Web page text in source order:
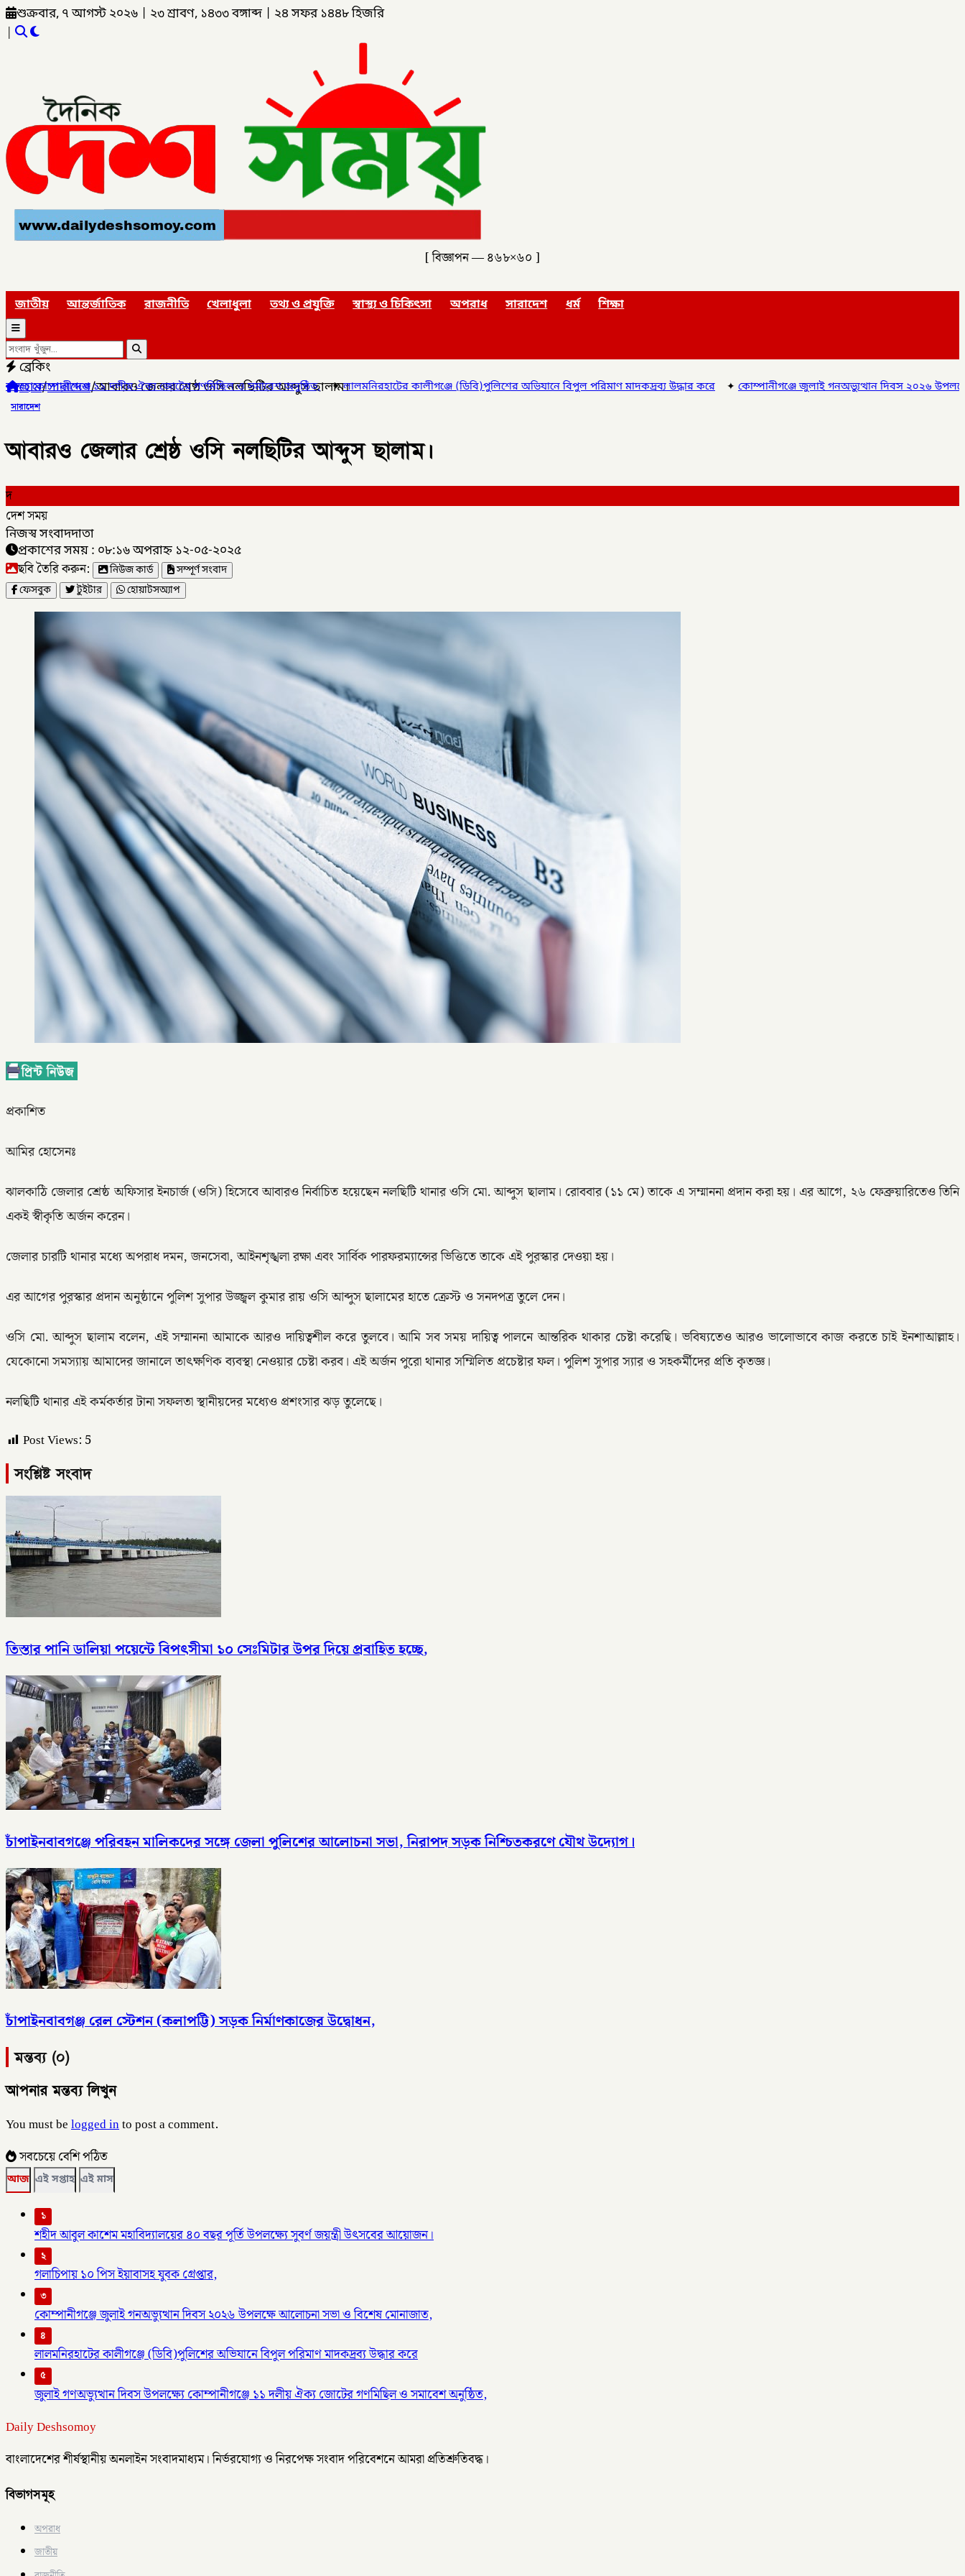
শুক্রবার, ৭ আগস্ট ২০২৬ ২৩ শ্রাবণ, ১৪৩৩ বঙ্গাব্দ ২৪ সফর ১৪৪৮ হিজরি
|
[ বিজ্ঞাপন — ৪৬৮×৬০ ]
জাতীয় আন্তর্জাতিক রাজনীতি খেলাধুলা তথ্য ও প্রযুক্তি স্বাস্থ্য ও চিকিৎসা অপরাধ সারাদেশ ধর্ম শিক্ষা
ব্রেকিং
দলীয় ঐক্য জোটের গণমিছিল ও সমাবেশ অনুষ্ঠিত,✦লালমনিরহাটের কালীগঞ্জে (ডিবি)পুলিশের অভিযানে বিপুল পরিমাণ মাদকদ্রব্য উদ্ধার করে✦কোম্পানীগঞ্জে জুলাই গনঅভ্যুত্থান দিবস ২০২৬ উপলক্ষে আলোচনা সভা ও
হোম/সারাদেশ/আবারও জেলার শ্রেষ্ঠ ওসি নলছিটির আব্দুস ছালাম।
সারাদেশ
আবারও জেলার শ্রেষ্ঠ ওসি নলছিটির আব্দুস ছালাম।
দ
দেশ সময়
নিজস্ব সংবাদদাতা
প্রকাশের সময় : ০৮:১৬ অপরাহ্ন ১২-০৫-২০২৫
ছবি তৈরি করুন: নিউজ কার্ড
সম্পূর্ণ সংবাদ
ফেসবুক
টুইটার হোয়াটসঅ্যাপ
প্রকাশিত
আমির হোসেনঃ
ঝালকাঠি জেলার শ্রেষ্ঠ অফিসার ইনচার্জ (ওসি) হিসেবে আবারও নির্বাচিত হয়েছেন নলছিটি থানার ওসি মো. আব্দুস ছালাম। রোববার (১১ মে) তাকে এ সম্মাননা প্রদান করা হয়। এর আগে, ২৬ ফেব্রুয়ারিতেও তিনি
একই স্বীকৃতি অর্জন করেন।
জেলার চারটি থানার মধ্যে অপরাধ দমন, জনসেবা, আইনশৃঙ্খলা রক্ষা এবং সার্বিক পারফরম্যান্সের ভিত্তিতে তাকে এই পুরস্কার দেওয়া হয়।
এর আগের পুরস্কার প্রদান অনুষ্ঠানে পুলিশ সুপার উজ্জ্বল কুমার রায় ওসি আব্দুস ছালামের হাতে ক্রেস্ট ও সনদপত্র তুলে দেন।
ওসি মো. আব্দুস ছালাম বলেন, এই সম্মাননা আমাকে আরও দায়িত্বশীল করে তুলবে। আমি সব সময় দায়িত্ব পালনে আন্তরিক থাকার চেষ্টা করেছি। ভবিষ্যতেও আরও ভালোভাবে কাজ করতে চাই ইনশাআল্লাহ।
যেকোনো সমস্যায় আমাদের জানালে তাৎক্ষণিক ব্যবস্থা নেওয়ার চেষ্টা করব। এই অর্জন পুরো থানার সম্মিলিত প্রচেষ্টার ফল। পুলিশ সুপার স্যার ও সহকর্মীদের প্রতি কৃতজ্ঞ।
নলছিটি থানার এই কর্মকর্তার টানা সফলতা স্থানীয়দের মধ্যেও প্রশংসার ঝড় তুলেছে।
Post Views: 5
সংশ্লিষ্ট সংবাদ
তিস্তার পানি ডালিয়া পয়েন্টে বিপৎসীমা ১০ সেঃমিটার উপর দিয়ে প্রবাহিত হচ্ছে,
চাঁপাইনবাবগঞ্জে পরিবহন মালিকদের সঙ্গে জেলা পুলিশের আলোচনা সভা, নিরাপদ সড়ক নিশ্চিতকরণে যৌথ উদ্যোগ।
চাঁপাইনবাবগঞ্জ রেল স্টেশন (কলাপট্টি) সড়ক নির্মাণকাজের উদ্বোধন,
মন্তব্য (০)
আপনার মন্তব্য লিখুন
You must belogged into post a comment.
সবচেয়ে বেশি পঠিত
আজ এই সপ্তাহ এই মাস
১
শহীদ আবুল কাশেম মহাবিদ্যালয়ের ৪০ বছর পূর্তি উপলক্ষ্যে সুবর্ণ জয়ন্ত্রী উৎসবের আয়োজন।
২
গলাচিপায় ১০ পিস ইয়াবাসহ যুবক গ্রেপ্তার,
৩
কোম্পানীগঞ্জে জুলাই গনঅভ্যুত্থান দিবস ২০২৬ উপলক্ষে আলোচনা সভা ও বিশেষ মোনাজাত,
৪
লালমনিরহাটের কালীগঞ্জে (ডিবি)পুলিশের অভিযানে বিপুল পরিমাণ মাদকদ্রব্য উদ্ধার করে
৫
জুলাই গণঅভ্যুত্থান দিবস উপলক্ষ্যে কোম্পানীগঞ্জে ১১ দলীয় ঐক্য জোটের গণমিছিল ও সমাবেশ অনুষ্ঠিত,
Daily Deshsomoy
বাংলাদেশের শীর্ষস্থানীয় অনলাইন সংবাদমাধ্যম। নির্ভরযোগ্য ও নিরপেক্ষ সংবাদ পরিবেশনে আমরা প্রতিশ্রুতিবদ্ধ।
বিভাগসমূহ
অপরাধ
জাতীয়